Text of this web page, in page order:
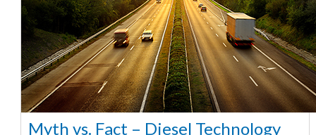
Myth vs. Fact – Diesel Technology